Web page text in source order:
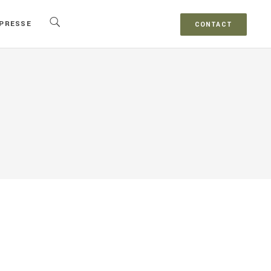
CONTACT
PRESSE